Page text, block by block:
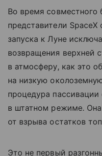
Во время совместного
представители
запуска к Луне
возвращения верхней
в атмосферу, как это
на низкую
процедура
в штатном режиме. Она
от взрыва остатков
Это не первый